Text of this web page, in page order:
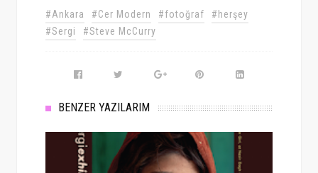
#Ankara #Cer Modern #fotoğraf
#herşey
#Sergi
#Steve McCurry
BENZER YAZILARIM